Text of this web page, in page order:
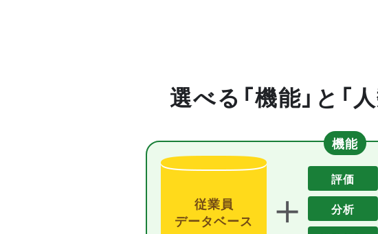
選べる「機能」と「
機能
従業員
データベース
＋
評価
分析